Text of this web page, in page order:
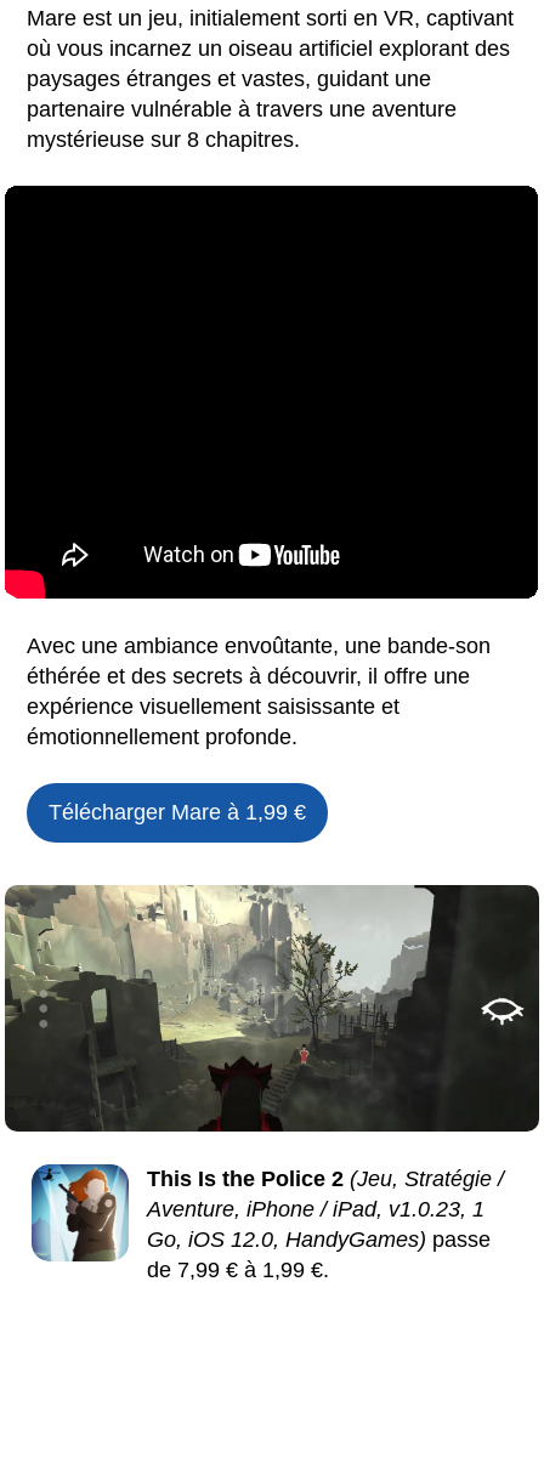
Mare est un jeu, initialement sorti en VR, captivant
où vous incarnez un oiseau artificiel explorant des
paysages étranges et vastes, guidant une
partenaire vulnérable à travers une aventure
mystérieuse sur 8 chapitres.
Avec une ambiance envoûtante, une bande-son
éthérée et des secrets à découvrir, il offre une
expérience visuellement saisissante et
émotionnellement profonde.
Télécharger Mare à 1,99 €
This Is the Police 2 (Jeu, Stratégie /
Aventure, iPhone / iPad, v1.0.23, 1
Go, iOS 12.0, HandyGames) passe
de 7,99 € à 1,99 €.